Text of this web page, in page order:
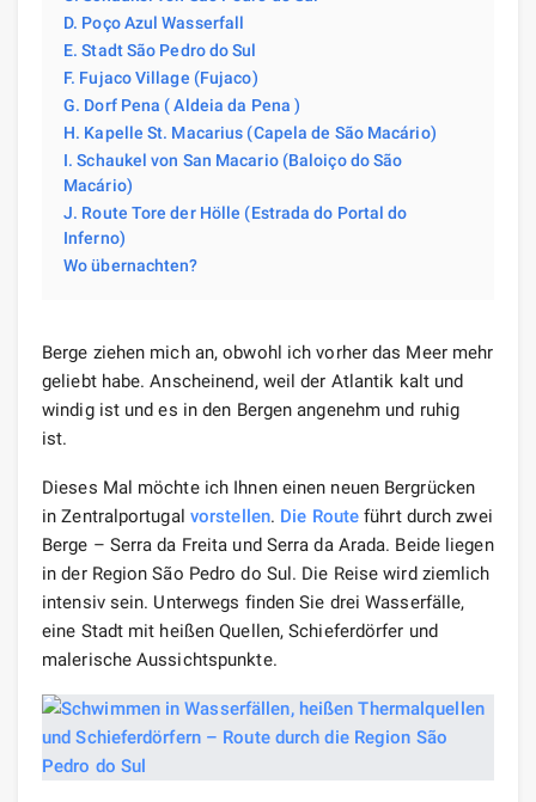
D. Poço Azul Wasserfall
E. Stadt São Pedro do Sul
F. Fujaco Village (Fujaco)
G. Dorf Pena ( Aldeia da Pena )
H. Kapelle St. Macarius (Capela de São Macário)
I. Schaukel von San Macario (Baloiço do São
Macário)
J. Route Tore der Hölle (Estrada do Portal do
Inferno)
Wo übernachten?
Berge ziehen mich an, obwohl ich vorher das Meer mehr
geliebt habe. Anscheinend, weil der Atlantik kalt und
windig ist und es in den Bergen angenehm und ruhig
ist.
Dieses Mal möchte ich Ihnen einen neuen Bergrücken
in Zentralportugal vorstellen. Die Route führt durch zwei
Berge – Serra da Freita und Serra da Arada. Beide liegen
in der Region São Pedro do Sul. Die Reise wird ziemlich
intensiv sein. Unterwegs finden Sie drei Wasserfälle,
eine Stadt mit heißen Quellen, Schieferdörfer und
malerische Aussichtspunkte.